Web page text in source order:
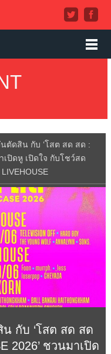
ตัดสิน กับ ‘โสต สด สด :
เปิดหู เปิดใจ กับโชว์สด
กับ ‘โสต สด สด
2026’ ชวนมาเปิด